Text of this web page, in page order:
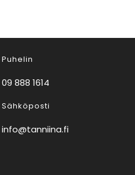
Puhelin
09 888 1614
Sähköposti
info@tanniina.fi